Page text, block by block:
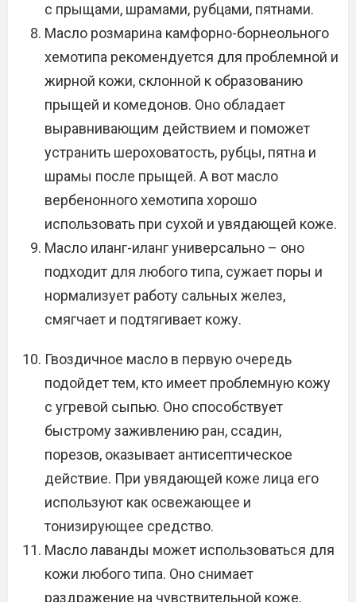
с прыщами, шрамами, рубцами, пятнами.
Масло розмарина камфорно-борнеольного
хемотипа рекомендуется для проблемной и
жирной кожи, склонной к образованию
прыщей и комедонов. Оно обладает
выравнивающим действием и поможет
устранить шероховатость, рубцы, пятна и
шрамы после прыщей. А вот масло
вербенонного хемотипа хорошо
использовать при сухой и увядающей коже.
Масло иланг-иланг универсально – оно
подходит для любого типа, сужает поры и
нормализует работу сальных желез,
смягчает и подтягивает кожу.
Гвоздичное масло в первую очередь
подойдет тем, кто имеет проблемную кожу
с угревой сыпью. Оно способствует
быстрому заживлению ран, ссадин,
порезов, оказывает антисептическое
действие. При увядающей коже лица его
используют как освежающее и
тонизирующее средство.
Масло лаванды может использоваться для
кожи любого типа. Оно снимает
раздражение на чувствительной коже,